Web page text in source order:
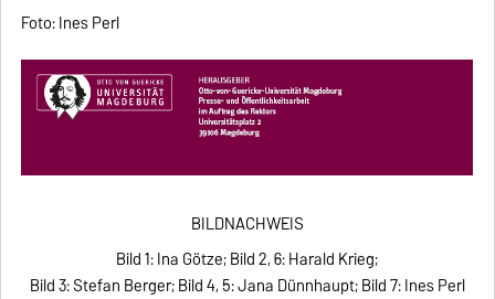
Foto: Ines Perl
BILDNACHWEIS
Bild 1: Ina Götze; Bild 2, 6: Harald Krieg;
Bild 3: Stefan Berger; Bild 4, 5: Jana Dünnhaupt; Bild 7: Ines Perl